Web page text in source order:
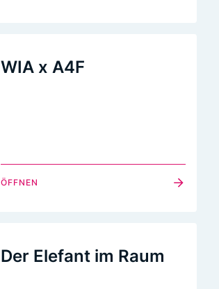
WIA x A4F
ÖFFNEN
Der Elefant im Raum